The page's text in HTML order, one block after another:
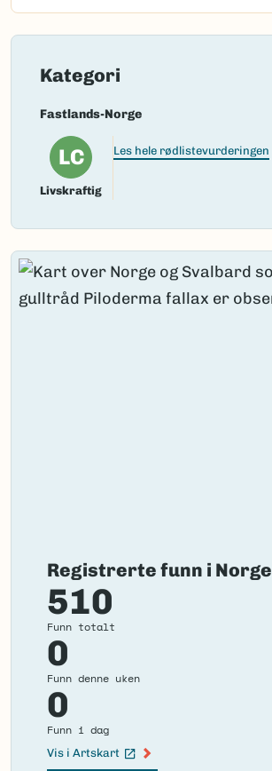
Kategori
Fastlands-Norge
LC
Livskraftig
Les hele rødlistevurderingen
Registrerte funn i Norge
510
Funn totalt
0
Funn denne uken
0
Funn i dag
Vis i Artskart
(Ekstern lenke)